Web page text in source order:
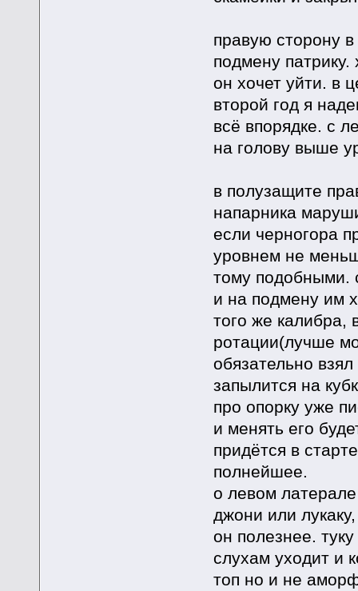
правую сторону
подмену
он хочет уйти. в
второй год я
всё впорядке. с
на голову выше
в полузащите
напарника
если черногора
уровнем не
тому подобными.
и на подмену им
того же калибра,
ротации(лучше
обязательно
запылится на
про опорку уже
и менять его
придётся в
полнейшее.
о левом
джони или
он полезнее.
слухам уходит и
топ но и не